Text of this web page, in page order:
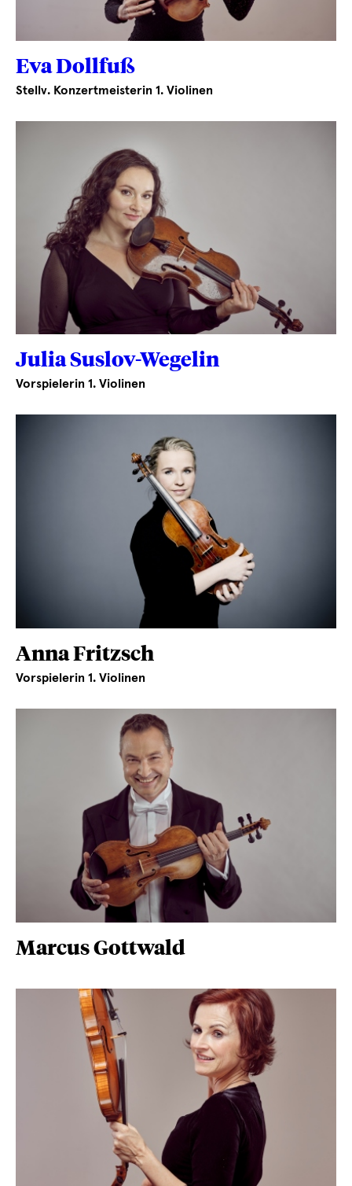
Eva Dollfuß
Stellv. Konzertmeisterin 1. Violinen
Julia Suslov-Wegelin
Vorspielerin 1. Violinen
Anna Fritzsch
Vorspielerin 1. Violinen
Marcus Gottwald